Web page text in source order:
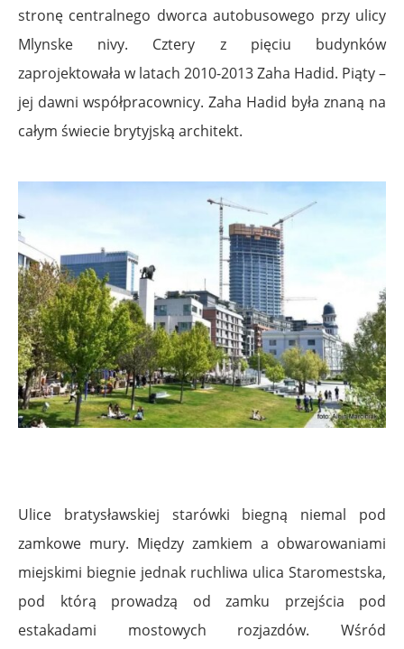
stronę centralnego dworca autobusowego przy ulicy
Mlynske nivy. Cztery z pięciu budynków
zaprojektowała w latach 2010-2013 Zaha Hadid. Piąty –
jej dawni współpracownicy. Zaha Hadid była znaną na
całym świecie brytyjską architekt.
Ulice bratysławskiej starówki biegną niemal pod
zamkowe mury. Między zamkiem a obwarowaniami
miejskimi biegnie jednak ruchliwa ulica Staromestska,
pod którą prowadzą od zamku przejścia pod
estakadami mostowych rozjazdów. Wśród